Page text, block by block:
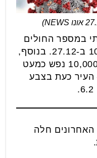
במספר החולים
הפעילים בעיר – 159 מול 102 ב-27.12. בנוסף,
כמות החולים החדשים לכל 10,000 נפש כמעט
– מ-18.3 ל-33.2 – העיר כעת בצבע
האחרונים חלה